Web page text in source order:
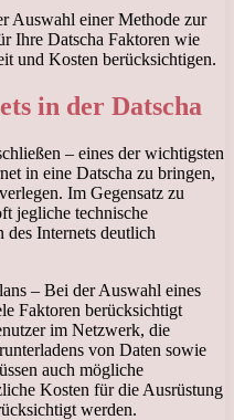
Auswahl einer Methode zur
Ihre Datscha Faktoren wie
und Kosten berücksichtigen.
in der Datscha
– eines der wichtigsten
in eine Datscha zu bringen,
Im Gegensatz zu
jegliche technische
Internets deutlich
– Bei der Auswahl eines
Faktoren berücksichtigt
im Netzwerk, die
von Daten sowie
auch mögliche
Kosten für die Ausrüstung
werden.